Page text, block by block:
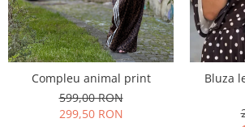
Compleu animal print
599,00 RON
299,50 RON
Bluza